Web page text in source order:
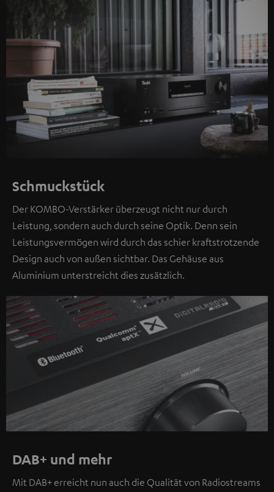
Schmuckstück
Der KOMBO-Verstärker überzeugt nicht nur durch
Leistung, sondern auch durch seine Optik. Denn sein
Leistungsvermögen wird durch das schier kraftstrotzende
Design auch von außen sichtbar. Das Gehäuse aus
Aluminium unterstreicht dies zusätzlich.
DAB+ und mehr
Mit DAB+ erreicht nun auch die Qualität von Radiostreams